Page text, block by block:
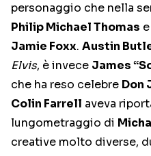
personaggio che nella
Philip Michael Thomas
Jamie Foxx. Austin
Elvis, è invece James
che ha reso celebre Don
Colin Farrell aveva
lungometraggio di
creative molto diverse,